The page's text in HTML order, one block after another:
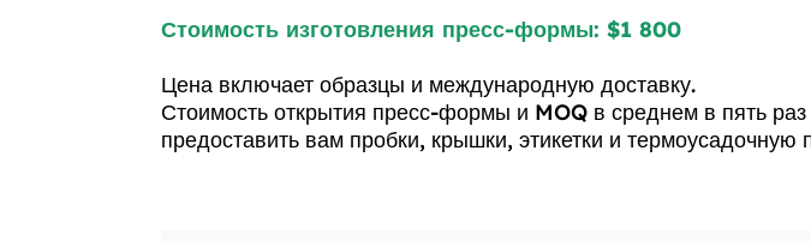
Стоимость изготовления пресс-формы: $1 800
Цена включает образцы и международную доставку.
Стоимость открытия пресс-формы и MOQ в среднем в пять
предоставить вам пробки, крышки, этикетки и